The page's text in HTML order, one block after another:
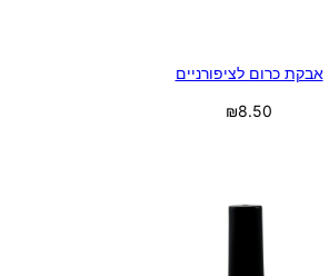
אבקת כרום לציפורניים
₪8.50